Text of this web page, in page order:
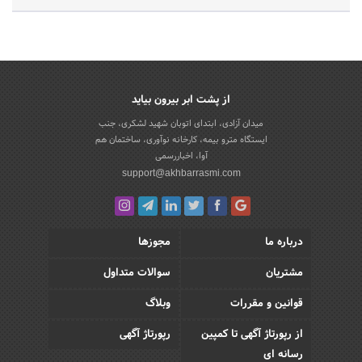
از پشت ابر بیرون بیاید
میدان آزادی، ابتدای اتوبان شهید لشکری، جنب
ایستگاه مترو بیمه، کارخانه نوآوری، ساختمان هم
آوا، اخباررسمی
support@akhbarrasmi.com
درباره ما
مجوزها
مشتریان
سوالات متداول
قوانین و مقررات
وبلاگ
از رپورتاژ آگهی تا کمپین
رسانه ای
رپورتاژ آگهی